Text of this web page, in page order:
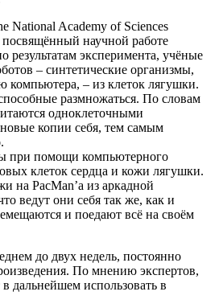
National Academy of Sciences
научной работе
результатам эксперимента, учёные
– синтетические организмы,
компьютера, – из клеток лягушки.
размножаться. По словам
одноклеточными
копии себя, тем самым
при помощи компьютерного
клеток сердца и кожи лягушки.
на PacMan’а из аркадной
ведут они себя так же, как и
и поедают всё на своём
до двух недель, постоянно
По мнению экспертов,
дальнейшем использовать в